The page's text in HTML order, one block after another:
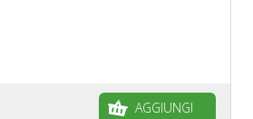
AGGIUNGI